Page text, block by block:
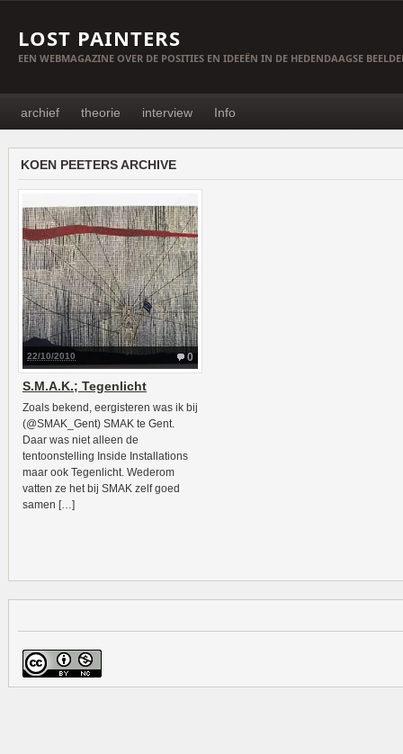
LOST PAINTERS
EEN WEBMAGAZINE OVER DE POSITIES EN IDEEËN IN DE HEDENDAAGSE
archief theorie interview Info
KOEN PEETERS ARCHIVE
0
22/10/2010
S.M.A.K.; Tegenlicht
Zoals bekend, eergisteren was ik bij
(@SMAK_Gent) SMAK te Gent.
Daar was niet alleen de
tentoonstelling Inside Installations
maar ook Tegenlicht. Wederom
vatten ze het bij SMAK zelf goed
samen […]